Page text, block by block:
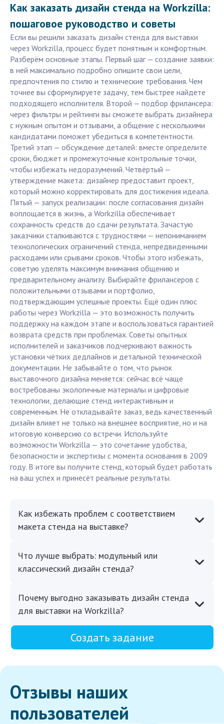
Как заказать дизайн стенда на Workzilla:
пошаговое руководство и советы
Если вы решили заказать дизайн стенда для выставки
через Workzilla, процесс будет понятным и комфортным.
Разберём основные этапы. Первый шаг — создание заявки:
в ней максимально подробно опишите свои цели,
предпочтения по стилю и технические требования. Чем
точнее вы сформулируете задачу, тем быстрее найдете
подходящего исполнителя. Второй — подбор фрилансера:
через фильтры и рейтинги вы сможете выбрать дизайнера
с нужным опытом и отзывами, а общение с несколькими
кандидатами поможет убедиться в компетентности.
Третий этап — обсуждение деталей: вместе определите
сроки, бюджет и промежуточные контрольные точки,
чтобы избежать недоразумений. Четвёртый —
утверждение макета: дизайнер предоставит проект,
который можно корректировать для достижения идеала.
Пятый — запуск реализации: после согласования дизайн
воплощается в жизнь, а Workzilla обеспечивает
сохранность средств до сдачи результата. Зачастую
заказчики сталкиваются с трудностями — непониманием
технологических ограничений стенда, непредвиденными
расходами или срывами сроков. Чтобы этого избежать,
советую уделять максимум внимания общению и
предварительному анализу. Выбирайте фрилансеров с
положительными отзывами и портфолио,
подтверждающим успешные проекты. Ещё один плюс
работы через Workzilla — это возможность получить
поддержку на каждом этапе и воспользоваться гарантией
возврата средств при проблемах. Советы опытных
исполнителей и заказчиков подчеркивают важность
установки чётких дедлайнов и детальной технической
документации. Не забывайте о том, что рынок
выставочного дизайна меняется: сейчас всё чаще
востребованы экологичные материалы и цифровые
технологии, делающие стенд интерактивным и
современным. Не откладывайте заказ, ведь качественный
дизайн влияет не только на внешнее восприятие, но и на
итоговую конверсию со встречи. Используйте
возможности Workzilla — это сочетание удобства,
безопасности и экспертизы с момента основания в 2009
году. В итоге вы получите стенд, который будет работать
на ваш успех и принесёт реальные результаты.
Как избежать проблем с соответствием
макета стенда на выставке?
Что лучше выбрать: модульный или
классический дизайн стенда?
Почему выгодно заказывать дизайн стенда
для выставки на Workzilla?
Создать задание
Отзывы наших
пользователей